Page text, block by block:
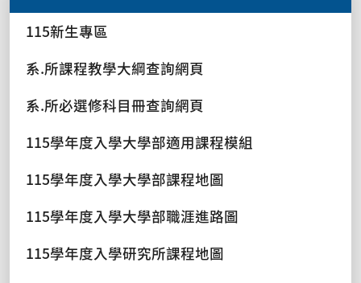
115新生專區
系.所課程教學大綱查詢網頁
系.所必選修科目冊查詢網頁
115學年度入學大學部適用課程模組
115學年度入學大學部課程地圖
115學年度入學大學部職涯進路圖
115學年度入學研究所課程地圖